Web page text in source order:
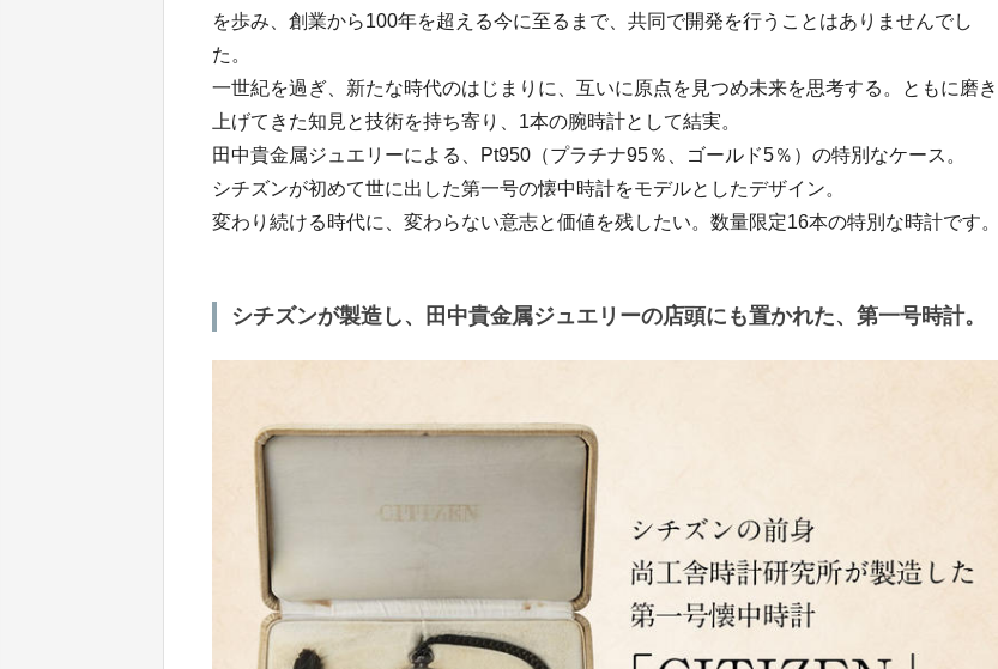
を歩み、創業から100年を超える今に至るまで、共同で開発を行うことはありませんでし
た。
一世紀を過ぎ、新たな時代のはじまりに、互いに原点を見つめ未来を思考する。ともに磨き
上げてきた知見と技術を持ち寄り、1本の腕時計として結実。
田中貴金属ジュエリーによる、Pt950（プラチナ95％、ゴールド5％）の特別なケース。
シチズンが初めて世に出した第一号の懐中時計をモデルとしたデザイン。
変わり続ける時代に、変わらない意志と価値を残したい。数量限定16本の特別な時計です。
シチズンが製造し、田中貴金属ジュエリーの店頭にも置かれた、第一号時計。